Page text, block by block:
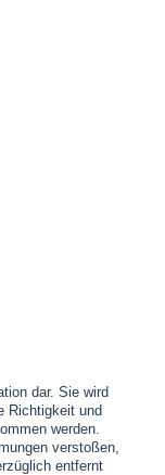
dar. Sie wird
Richtigkeit und
werden.
verstoßen,
entfernt